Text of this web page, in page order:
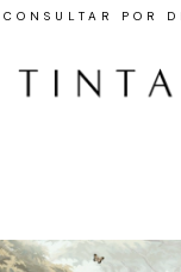
POR